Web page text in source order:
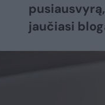
jaučiasi